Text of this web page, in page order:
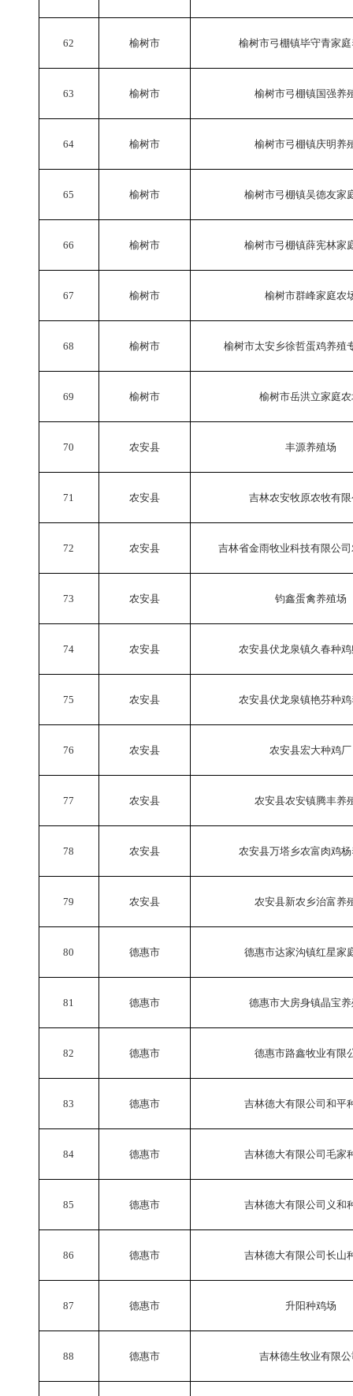
62 榆树市 榆树市弓棚镇毕守青家
63 榆树市 榆树市弓棚镇国强养
64 榆树市 榆树市弓棚镇庆明养
65 榆树市 榆树市弓棚镇吴德友家
66 榆树市 榆树市弓棚镇薛宪林家
67 榆树市 榆树市群峰家庭农
68 榆树市 榆树市太安乡徐哲蛋鸡养殖
69 榆树市 榆树市岳洪立家庭
70 农安县 丰源养殖场
71 农安县 吉林农安牧原农牧有
72 农安县 吉林省金雨牧业科技有限公
73 农安县 钧鑫蛋禽养殖场
74 农安县 农安县伏龙泉镇久春种
75 农安县 农安县伏龙泉镇艳芬种
76 农安县 农安县宏大种鸡厂
77 农安县 农安县农安镇腾丰养
78 农安县 农安县万塔乡农富肉鸡
79 农安县 农安县新农乡治富养
80 德惠市 德惠市达家沟镇红星家
81 德惠市 德惠市大房身镇晶宝
82 德惠市 德惠市路鑫牧业有限
83 德惠市 吉林德大有限公司和平
84 德惠市 吉林德大有限公司毛家
85 德惠市 吉林德大有限公司义和
86 德惠市 吉林德大有限公司长山
87 德惠市 升阳种鸡场
88 德惠市 吉林德生牧业有限